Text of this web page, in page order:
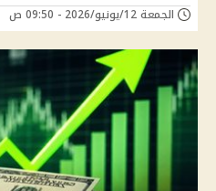
الجمعة 12/يونيو/2026 - 09:50 ص